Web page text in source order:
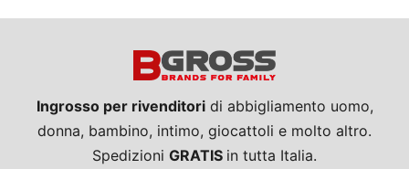
Ingrosso per rivenditoridi abbigliamento uomo,
donna, bambino, intimo, giocattoli e molto altro.
Spedizioni GRATIS in tutta Italia.